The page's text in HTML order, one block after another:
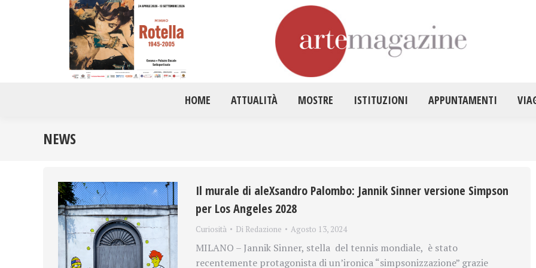
HOME ATTUALITÀ MOSTRE ISTITUZIONI APPUNTAMENTI
NEWS
Il murale di aleXsandro Palombo: Jannik Sinner versione Simpson
per Los Angeles 2028
Curiosità Di Redazione Agosto 13, 2024
MILANO – Jannik Sinner, stella del tennis mondiale, è stato
recentemente protagonista di un’ironica “simpsonizzazione” grazie
HOME